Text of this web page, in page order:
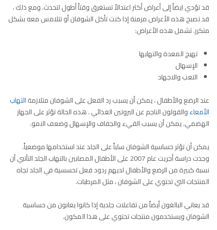
قد تؤدي ايضاً إلى أعراض أكثر اعتدالاً تستغرق وقتاً أطول لتحدث. ومع ذلك ،
قد تصبح هذه الأعراض مزمنة إذا كنت تأكل الشوفان أو تتلامس معه بشكل
متكرر. تشمل هذه الأعراض:
تهيج المعدة والتهابها
الإسهال
التعب والاجهاد
عند الرضع والأطفال ، يمكن أن يسبب رد الفعل على الشوفان متلازمةالتهاب
الأمعاءوالقولون الناجم عن البروتين الغذائي . هذه الحالة تؤثر على الجهاز
الهضمي. يمكن أن يسبب القيء والجفاف والإسهال وضعف النمو.
يمكن أن تؤثر حساسية الشوفان سلباً على الجلد عند استخدامها موضعياً.
وجدت دراسة أجريت عام 2007 على الأطفال المصابين بالتهاب الجلد التأتبي أن
نسبة كبيرة من الرضع والأطفال لديهم ردود فعل تحسسية في الجلد تجاه
المنتجات التي تحتوي على الشوفان ، مثل المرطبات.
قد يعاني البالغون أيضاً من تفاعلات جلدية إذا كانوا يعانون من حساسية
الشوفان ويستخدمون منتجات تحتوي على هذا المكون.